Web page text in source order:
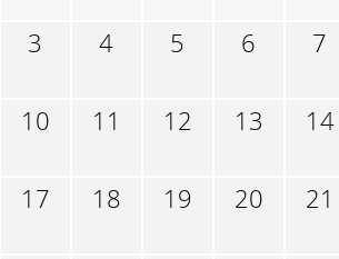
3 4 5 6 7
10 11 12 13 14
17 18 19 20 21